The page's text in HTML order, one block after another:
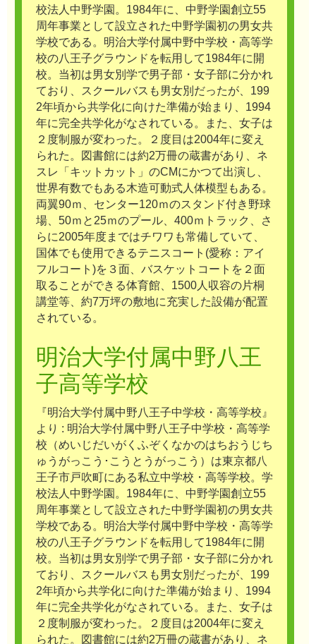
校法人中野学園。1984年に、中野学園創立55
周年事業として設立された中野学園初の男女共
学校である。明治大学付属中野中学校・高等学
校の八王子グラウンドを転用して1984年に開
校。当初は男女別学で男子部・女子部に分かれ
ており、スクールバスも男女別だったが、199
2年頃から共学化に向けた準備が始まり、1994
年に完全共学化がなされている。また、女子は
２度制服が変わった。２度目は2004年に変え
られた。図書館には約2万冊の蔵書があり、ネ
スレ「キットカット」のCMにかつて出演し、
世界有数でもある木造可動式人体模型もある。
両翼90ｍ、センター120ｍのスタンド付き野球
場、50ｍと25ｍのプール、400ｍトラック、さ
らに2005年度まではチワワも常備していて、
国体でも使用できるテニスコート(愛称：アイ
フルコート)を３面、バスケットコートを２面
取ることができる体育館、1500人収容の片桐
講堂等、約7万坪の敷地に充実した設備が配置
されている。
明治大学付属中野八王
子高等学校
『明治大学付属中野八王子中学校・高等学校』
より : 明治大学付属中野八王子中学校・高等学
校（めいじだいがくふぞくなかのはちおうじち
ゅうがっこう･こうとうがっこう）は東京都八
王子市戸吹町にある私立中学校・高等学校。学
校法人中野学園。1984年に、中野学園創立55
周年事業として設立された中野学園初の男女共
学校である。明治大学付属中野中学校・高等学
校の八王子グラウンドを転用して1984年に開
校。当初は男女別学で男子部・女子部に分かれ
ており、スクールバスも男女別だったが、199
2年頃から共学化に向けた準備が始まり、1994
年に完全共学化がなされている。また、女子は
２度制服が変わった。２度目は2004年に変え
られた。図書館には約2万冊の蔵書があり、ネ